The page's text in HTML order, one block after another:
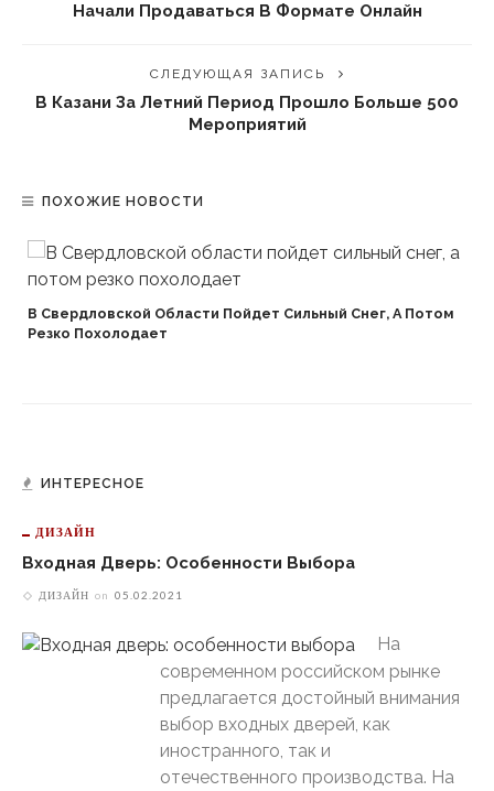
Начали Продаваться В Формате Онлайн
СЛЕДУЮЩАЯ ЗАПИСЬ
В Казани За Летний Период Прошло Больше 500
Мероприятий
ПОХОЖИЕ НОВОСТИ
В Свердловской Области Пойдет Сильный Снег, А Потом
Резко Похолодает
ИНТЕРЕСНОЕ
ДИЗАЙН
Входная Дверь: Особенности Выбора
ДИЗАЙН on 05.02.2021
На
современном российском рынке
предлагается достойный внимания
выбор входных дверей, как
иностранного, так и
отечественного производства. На